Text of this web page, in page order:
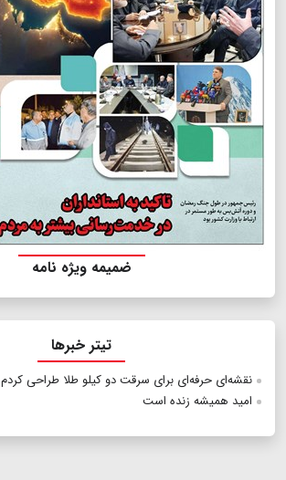
ضمیمه ویژه نامه
تیتر خبرها
نقشه‌ای حرفه‌ای برای سرقت دو کیلو طلا طراحی کردم
امید همیشه زنده است